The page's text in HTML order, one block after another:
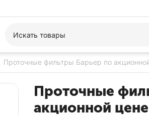
Проточные фильтры Барьер по
Проточные
акционной